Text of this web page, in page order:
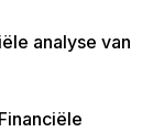
analyse van